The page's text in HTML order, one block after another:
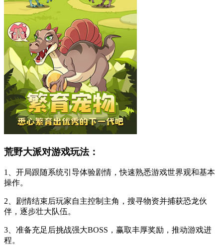
荒野大派对游戏玩法：
1、开局跟随系统引导体验剧情，快速熟悉游戏世界观和基本
操作。
2、剧情结束后玩家自主控制主角，搜寻物资并捕获恐龙伙
伴，逐步壮大队伍。
3、准备充足后挑战强大BOSS，赢取丰厚奖励，推动游戏进
程。